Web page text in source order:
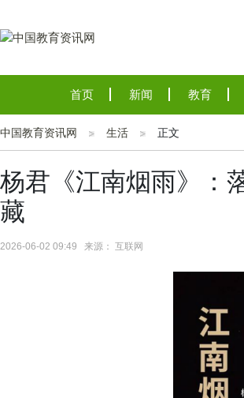
首页 新闻 教育
中国教育资讯网 生活 正文
杨君《江南烟雨》：
藏
2026-06-02 09:49 来源： 互联网